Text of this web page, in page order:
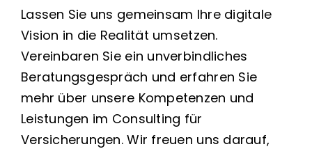
Lassen Sie uns gemeinsam Ihre digitale
Vision in die Realität umsetzen.
Vereinbaren Sie ein unverbindliches
Beratungsgespräch und erfahren Sie
mehr über unsere Kompetenzen und
Leistungen im Consulting für
Versicherungen. Wir freuen uns darauf,